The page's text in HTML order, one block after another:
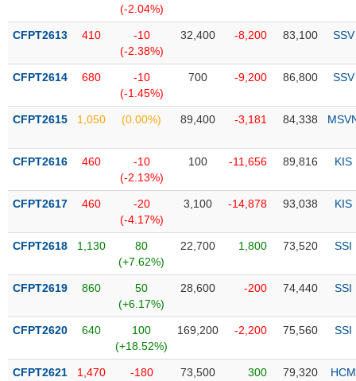
Giao
Tài
Phân
kỹ
Hồ
doanh
nghiệp
Tin
tức
kiện
liệu
(-2.04%)
CFPT2613 410
-10
(-2.38%)
32,400 -8,200 83,100 SSV
CFPT2614 680
-10
(-1.45%)
700 -9,200 86,800 SSV
CFPT2615 1,050 (0.00%) 89,400 -3,181 84,338
CFPT2616 460
-10
(-2.13%)
100 -11,656 89,816 KIS
CFPT2617 460
-20
(-4.17%)
3,100 -14,878 93,038 KIS
CFPT2618 1,130
80
(+7.62%)
22,700 1,800 73,520 SSI
CFPT2619 860
50
(+6.17%)
28,600 -200 74,440 SSI
CFPT2620 640
100
(+18.52%)
169,200 -2,200 75,560 SSI
CFPT2621 1,470
-180
73,500 300 79,320 HCM
SECTOR
NĂNG
NGUYÊN
LIỆU
CÔNG